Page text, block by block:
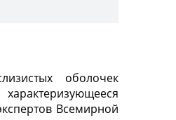
оболочек
Всемирной